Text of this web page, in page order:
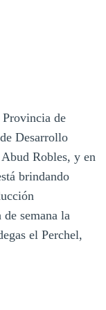
de
Desarrollo
Robles, y en
brindando
semana la
el Perchel,